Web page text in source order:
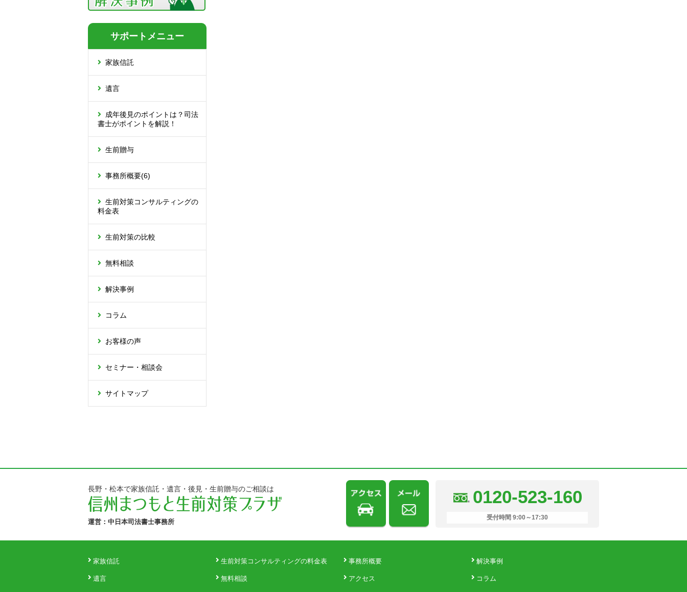
サポートメニュー
家族信託
遺言
成年後見のポイントは？司法
書士がポイントを解説！
生前贈与
事務所概要(6)
生前対策コンサルティングの
料金表
生前対策の比較
無料相談
解決事例
コラム
お客様の声
セミナー・相談会
サイトマップ
長野・松本で家族信託・遺言・後見・生前贈与のご相談は
運営：中日本司法書士事務所
0120-523-160
受付時間 9:00～17:30
家族信託
遺言
生前対策コンサルティングの料金表
無料相談
事務所概要
アクセス
解決事例
コラム